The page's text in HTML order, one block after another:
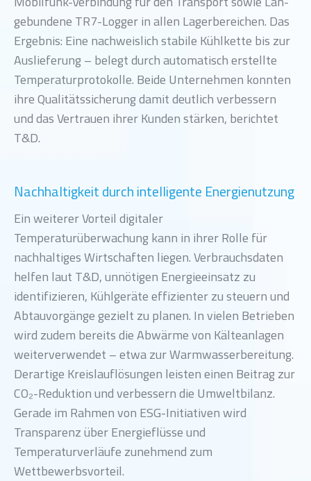
gebundene TR7-Logger in allen Lagerbereichen. Das
Ergebnis: Eine nachweislich stabile Kühlkette bis zur
Auslieferung – belegt durch automatisch erstellte
Temperaturprotokolle. Beide Unternehmen konnten
ihre Qualitätssicherung damit deutlich verbessern
und das Vertrauen ihrer Kunden stärken, berichtet
T&D.
Nachhaltigkeit durch intelligente Energienutzung
Ein weiterer Vorteil digitaler
Temperaturüberwachung kann in ihrer Rolle für
nachhaltiges Wirtschaften liegen. Verbrauchsdaten
helfen laut T&D, unnötigen Energieeinsatz zu
identifizieren, Kühlgeräte effizienter zu steuern und
Abtauvorgänge gezielt zu planen. In vielen Betrieben
wird zudem bereits die Abwärme von Kälteanlagen
weiterverwendet – etwa zur Warmwasserbereitung.
Derartige Kreislauflösungen leisten einen Beitrag zur
CO₂-Reduktion und verbessern die Umweltbilanz.
Gerade im Rahmen von ESG-Initiativen wird
Transparenz über Energieflüsse und
Temperaturverläufe zunehmend zum
Wettbewerbsvorteil.